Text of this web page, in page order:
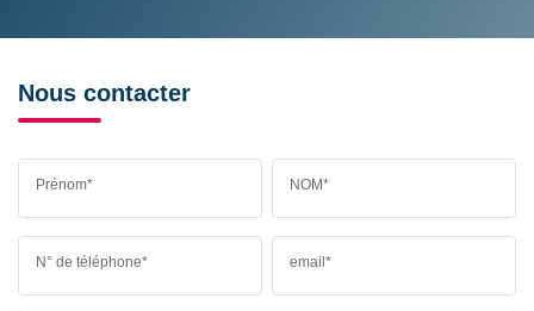
Nous contacter
Prénom* NOM*
N° de téléphone* email*